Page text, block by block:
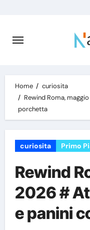
content
Home
curiosita
Rewind Roma,
porchetta
curiosita Primo
Rewind
2026 #
e panini